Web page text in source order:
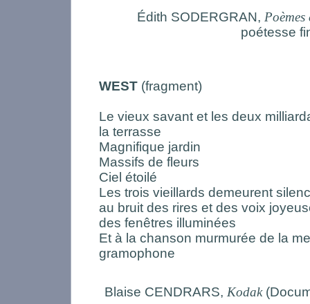
Édith SODERGRAN, Poèmes
poétesse
WEST (fragment)
Le vieux savant et les deux
la terrasse
Magnifique jardin
Massifs de fleurs
Ciel étoilé
Les trois vieillards demeurent
au bruit des rires et des voix
des fenêtres illuminées
Et à la chanson murmurée de la
gramophone
Blaise CENDRARS, Kodak